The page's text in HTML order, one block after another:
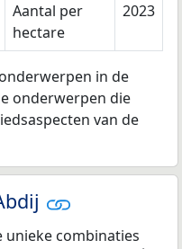
Aantal per
hectare
2023
in de
onderwerpen die
van de
combinaties